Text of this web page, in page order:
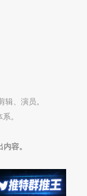
、演员。
。
容。